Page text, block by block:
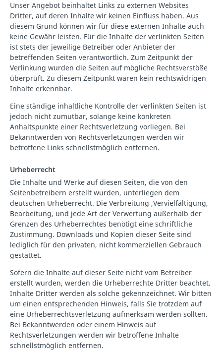
Unser Angebot beinhaltet Links zu externen Websites
Dritter, auf deren Inhalte wir keinen Einfluss haben. Aus
diesem Grund können wir für diese externen Inhalte auch
keine Gewähr leisten. Für die Inhalte der verlinkten Seiten
ist stets der jeweilige Betreiber oder Anbieter der
betreffenden Seiten verantwortlich. Zum Zeitpunkt der
Verlinkung wurden die Seiten auf mögliche Rechtsverstöße
überprüft. Zu diesem Zeitpunkt waren kein rechtswidrigen
Inhalte erkennbar.
Eine ständige inhaltliche Kontrolle der verlinkten Seiten ist
jedoch nicht zumutbar, solange keine konkreten
Anhaltspunkte einer Rechtsverletzung vorliegen. Bei
Bekanntwerden von Rechtsverletzungen werden wir
betroffene Links schnellstmöglich entfernen.
Urheberrecht
Die Inhalte und Werke auf diesen Seiten, die von den
Seitenbetreibern erstellt wurden, unterliegen dem
deutschen Urheberrecht. Die Verbreitung ,Vervielfältigung,
Bearbeitung, und jede Art der Verwertung außerhalb der
Grenzen des Urheberrechtes benötigt eine schriftliche
Zustimmung. Downloads und Kopien dieser Seite sind
lediglich für den privaten, nicht kommerziellen Gebrauch
gestattet.
Sofern die Inhalte auf dieser Seite nicht vom Betreiber
erstellt wurden, werden die Urheberrechte Dritter beachtet.
Inhalte Dritter werden als solche gekennzeichnet. Wir bitten
um einen entsprechenden Hinweis, falls Sie trotzdem auf
eine Urheberrechtsverletzung aufmerksam werden sollten.
Bei Bekanntwerden oder einem Hinweis auf
Rechtsverletzungen werden wir betroffene Inhalte
schnellstmöglich entfernen.